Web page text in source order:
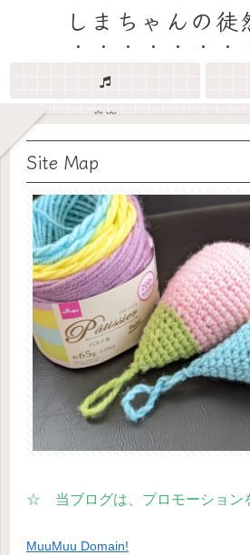
しまちゃんの徒
音楽
Site Map
☆ 当ブログは、プロモーション
MuuMuu Domain!